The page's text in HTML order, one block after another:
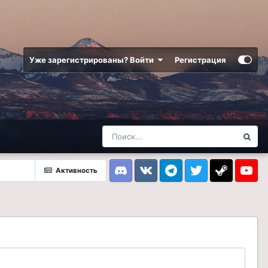
Уже зарегистрированы? Войти Регистрация
Активность
DiscordVK TelegramTwitter Steam